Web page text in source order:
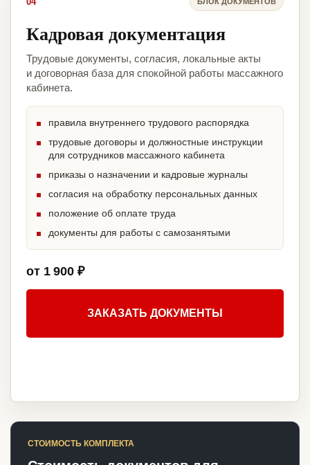
Кадровая документация
Трудовые документы, согласия, локальные акты
и договорная база для спокойной работы массажного
кабинета.
правила внутреннего трудового распорядка
трудовые договоры и должностные инструкции
для сотрудников массажного кабинета
приказы о назначении и кадровые журналы
согласия на обработку персональных данных
положение об оплате труда
документы для работы с самозанятыми
от 1 900 ₽
ЗАКАЗАТЬ ДОКУМЕНТЫ
СТОИМОСТЬ КОМПЛЕКТА